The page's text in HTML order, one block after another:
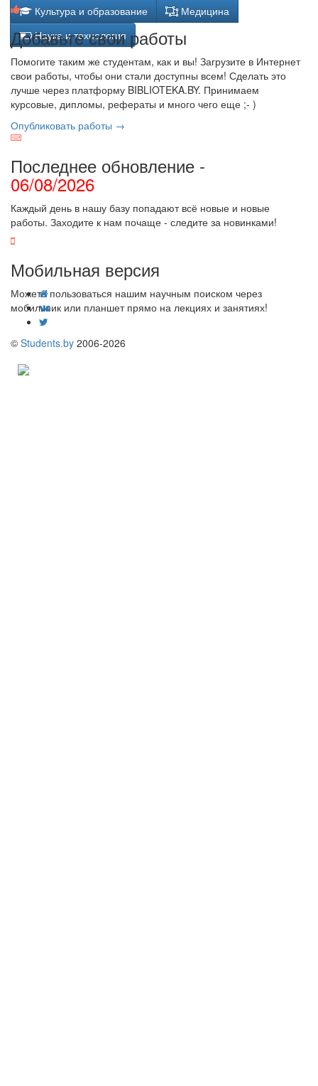
Культура и образование
Медицина
Наука и технология
Добавьте свои работы
Помогите таким же студентам, как и вы! Загрузите в Интернет
свои работы, чтобы они стали доступны всем! Сделать это
лучше через платформу BIBLIOTEKA.BY. Принимаем
курсовые, дипломы, рефераты и много чего еще ;- )
Опубликовать работы →
Последнее обновление -
06/08/2026
Каждый день в нашу базу попадают всё новые и новые
работы. Заходите к нам почаще - следите за новинками!
Мобильная версия
Можете пользоваться нашим научным поиском через
мобильник или планшет прямо на лекциях и занятиях!
© Students.by 2006-2026